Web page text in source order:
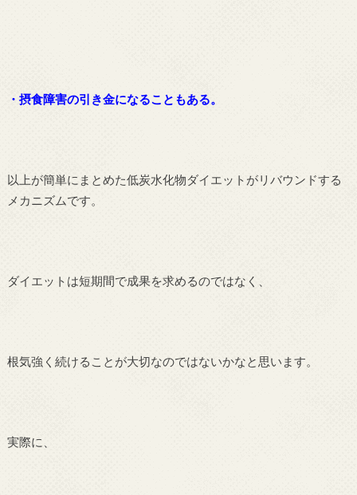
・摂食障害の引き金になることもある。
以上が簡単にまとめた低炭水化物ダイエットがリバウンドする
メカニズムです。
ダイエットは短期間で成果を求めるのではなく、
根気強く続けることが大切なのではないかなと思います。
実際に、